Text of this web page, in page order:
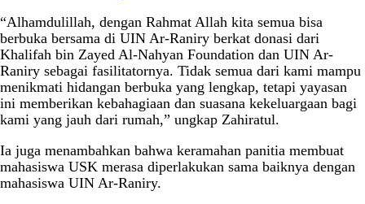
“Alhamdulillah, dengan Rahmat Allah kita semua bisa
berbuka bersama di UIN Ar-Raniry berkat donasi dari
Khalifah bin Zayed Al-Nahyan Foundation dan UIN Ar-
Raniry sebagai fasilitatornya. Tidak semua dari kami mampu
menikmati hidangan berbuka yang lengkap, tetapi yayasan
ini memberikan kebahagiaan dan suasana kekeluargaan bagi
kami yang jauh dari rumah,” ungkap Zahiratul.
Ia juga menambahkan bahwa keramahan panitia membuat
mahasiswa USK merasa diperlakukan sama baiknya dengan
mahasiswa UIN Ar-Raniry.